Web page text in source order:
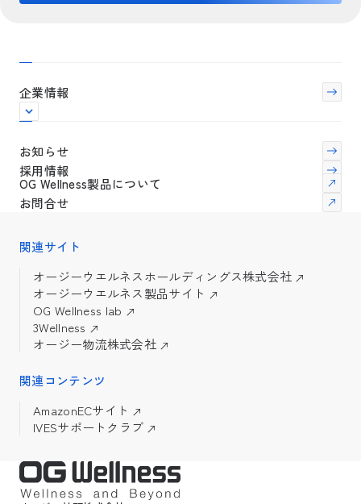
企業情報
お知らせ
採用情報
OG Wellness製品について
お問合せ
関連サイト
オージーウエルネスホールディングス株式会社
オージーウエルネス製品サイト
OG Wellness lab
3Wellness
オージー物流株式会社
関連コンテンツ
AmazonECサイト
IVESサポートクラブ